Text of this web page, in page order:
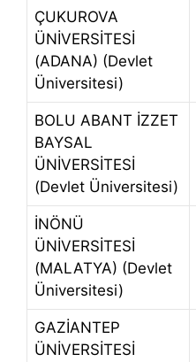
ÇUKUROVA
ÜNİVERSİTESİ
(ADANA) (Devlet
Üniversitesi)
BOLU ABANT İZZET
BAYSAL
ÜNİVERSİTESİ
(Devlet Üniversitesi)
İNÖNÜ
ÜNİVERSİTESİ
(MALATYA) (Devlet
Üniversitesi)
GAZİANTEP
ÜNİVERSİTESİ